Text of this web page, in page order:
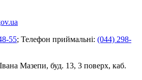
55; Телефон приймальні: (044) 298-
Мазепи, буд. 13, 3 поверх, каб.